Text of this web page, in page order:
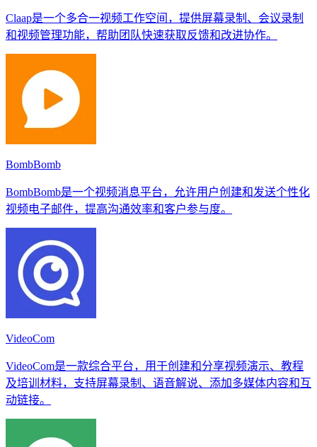
Claap是一个多合一视频工作空间，提供屏幕录制、会议录制
和视频管理功能，帮助团队快速获取反馈和改进协作。
BombBomb
BombBomb是一个视频消息平台，允许用户创建和发送个性化
视频电子邮件，提高沟通效率和客户参与度。
VideoCom
VideoCom是一款综合平台，用于创建和分享视频演示、教程
及培训材料，支持屏幕录制、语音解说、添加多媒体内容和互
动链接。